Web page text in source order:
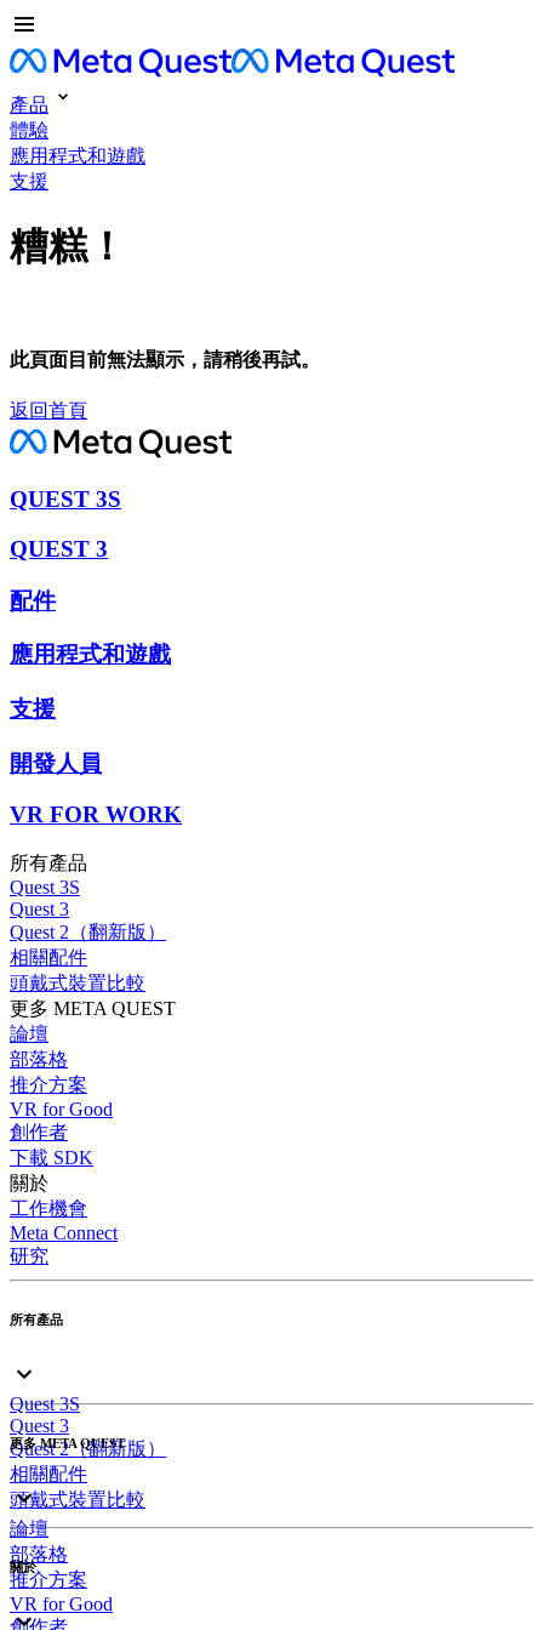
產品
體驗
應用程式和遊戲
支援
糟糕！
此頁面目前無法顯示，請稍後再試。
返回首頁
QUEST 3S
QUEST 3
配件
應用程式和遊戲
支援
開發人員
VR FOR WORK
所有產品
Quest 3S
Quest 3
Quest 2（翻新版）
相關配件
頭戴式裝置比較
更多 META QUEST
論壇
部落格
推介方案
VR for Good
創作者
下載 SDK
關於
工作機會
Meta Connect
研究
所有產品
Quest 3S
Quest 3
Quest 2（翻新版）
相關配件
頭戴式裝置比較
更多 META QUEST
論壇
部落格
推介方案
VR for Good
關於